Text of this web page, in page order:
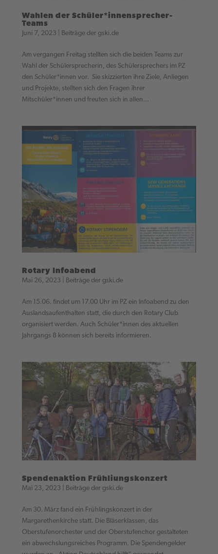
Wahlen der Schüler*innensprecher-
Teams
Juni 7, 2023 Beiträge der gski.de
Am vergangen Freitag stellten sich die beiden Teams zur
Wahl der Schülersprecherin, des Schülersprechers im PZ
den Schüler*innen vor. Sie skizzierten ihre Ziele, Anliegen
und Projekte, stellten sich den Fragen ihrer
Mitschüler*innen und freuten sich in allen...
Rotary Infoabend
Mai 26, 2023 Beiträge der gski.de
Am 15.06. findet um 17.00 Uhr im PZ ein Infoabend zu den
Auslandsaufenthalten statt, die durch den Rotary Club
organisiert werden. Auch Schüler*innen des aktuellen
Jahrgangs 8 können sich bereits informieren.
Spendenaktion Frühliungskonzert
Mai 23, 2023 Beiträge der gski.de
Am 30. März fand ein Frühlingskonzert in der
Margarethenkirche statt. Die Bläserklassen, das
Oberstufenorchester und der Oberstufenchor gestalteten
ein abwechslungsreiches Programm. Die Spendengelder